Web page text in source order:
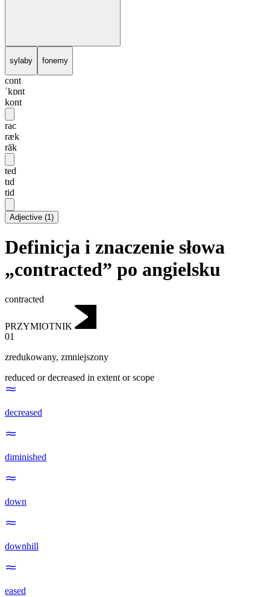
sylaby fonemy
cont
ˈkɒnt
kont
rac
ræk
rāk
ted
tɪd
tid
Adjective (1)
Definicja i znaczenie słowa
„contracted” po angielsku
contracted
PRZYMIOTNIK
01
zredukowany, zmniejszony
reduced or decreased in extent or scope
decreased
diminished
down
downhill
eased